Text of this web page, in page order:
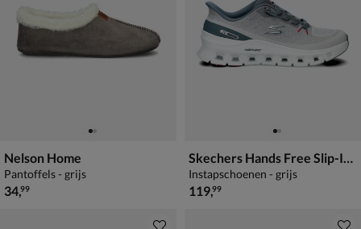
Nelson Home
Pantoffels - grijs
€ 34,99
34,99
Skechers Hands Free Slip-Ins Arch Fit Glide-Step
Instapschoenen - grijs
€ 119,99
119,99